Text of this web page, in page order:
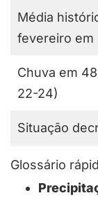
Média
fevereiro em
Chuva em
22-24)
Situação
Glossário